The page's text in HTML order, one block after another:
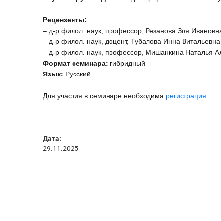
Рецензенты:
– д-р филол. наук, профессор, Резанова Зоя
– д-р филол. наук, доцент, Тубалова Инна Витальевна
– д-р филол. наук, профессор, Мишанкина Наталья
Формат семинара: гибридный
Язык: Русский
Для участия в семинаре необходима регистрация
Дата:
29.11.2025